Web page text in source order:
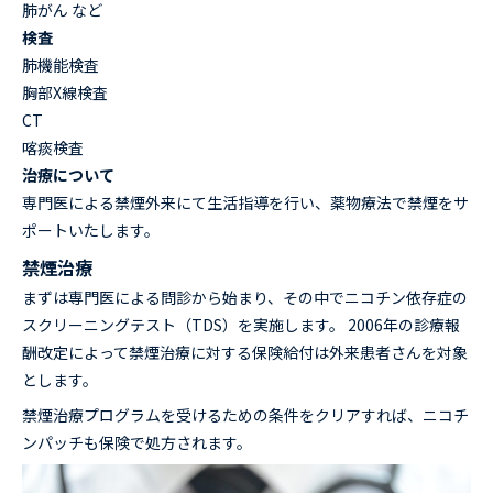
肺がん など
検査
肺機能検査
胸部X線検査
CT
喀痰検査
治療について
専門医による禁煙外来にて生活指導を行い、薬物療法で禁煙をサ
ポートいたします。
禁煙治療
まずは専門医による問診から始まり、その中でニコチン依存症の
スクリーニングテスト（TDS）を実施します。 2006年の診療報
酬改定によって禁煙治療に対する保険給付は外来患者さんを対象
とします。
禁煙治療プログラムを受けるための条件をクリアすれば、ニコチ
ンパッチも保険で処方されます。